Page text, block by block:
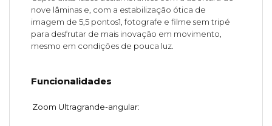
nove lâminas e, com a estabilização ótica de
imagem de 5,5 pontos1, fotografe e filme sem tripé
para desfrutar de mais inovação em movimento,
mesmo em condições de pouca luz.
Funcionalidades
Zoom Ultragrande-angular: